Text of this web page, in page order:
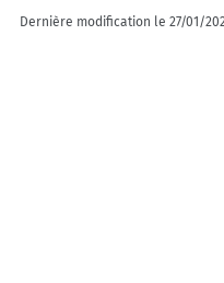
Dernière modification le 27/01/